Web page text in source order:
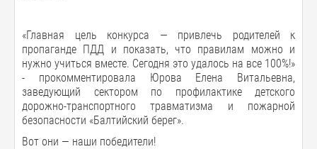
«Главная цель конкурса — привлечь родителей к
пропаганде ПДД и показать, что правилам можно и
нужно учиться вместе. Сегодня это удалось на все 100%!»
- прокомментировала Юрова Елена Витальевна,
заведующий сектором по профилактике детского
дорожно-транспортного травматизма и пожарной
безопасности «Балтийский берег».
Вот они — наши победители!